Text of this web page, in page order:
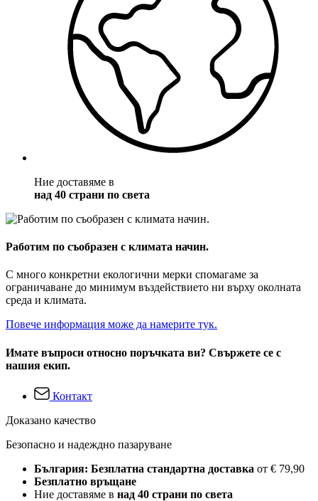
Ние доставяме в
над 40 страни по света
Работим по съобразен с климата начин.
С много конкретни екологични мерки спомагаме за
ограничаване до минимум въздействието ни върху околната
среда и климата.
Повече информация може да намерите тук.
Имате въпроси относно поръчката ви? Свържете се с
нашия екип.
Контакт
Доказано качество
Безопасно и надеждно пазаруване
България: Безплатна стандартна доставка от € 79,90
Безплатно връщане
Ние доставяме в над 40 страни по света